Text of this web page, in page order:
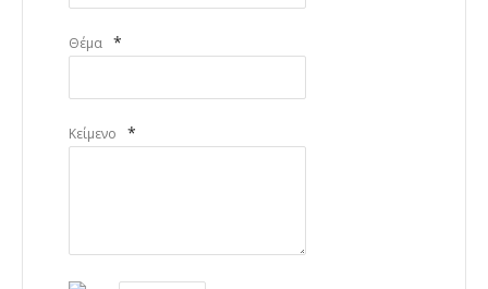
Θέμα *
Κείμενο *